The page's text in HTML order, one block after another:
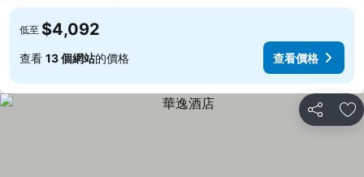
低至 $4,092
查看 13 個網站的價格 查看價格
分享 放